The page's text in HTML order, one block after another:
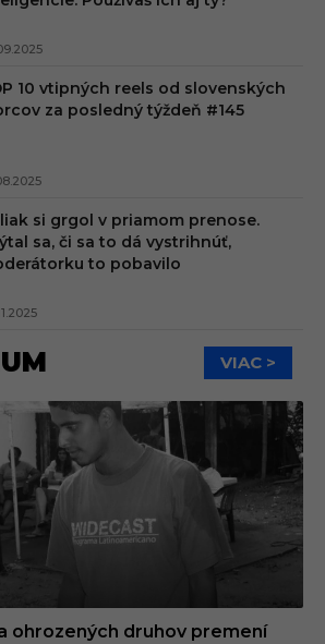
10 vtipných reels od slovenských
za posledný týždeň #145
si grgol v priamom prenose.
sa, či sa to dá vystrihnúť,
to pobavilo
VIAC >
ohrozených druhov premení